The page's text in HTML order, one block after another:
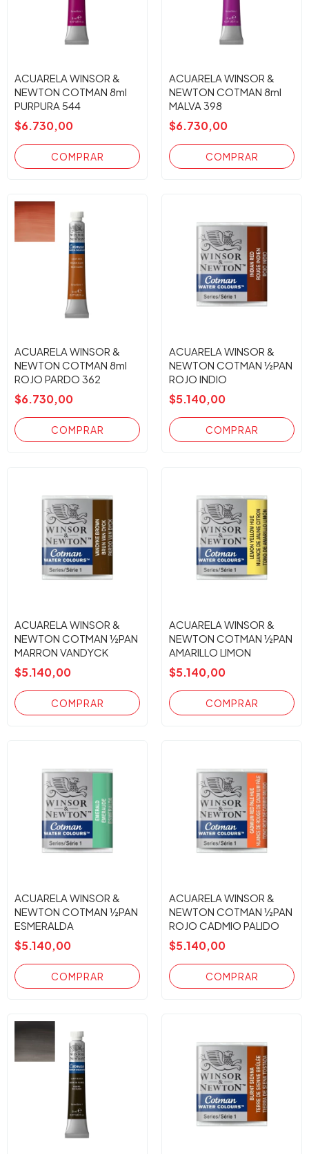
ACUARELA WINSOR &
NEWTON COTMAN 8ml
PURPURA 544
$6.730,00
ACUARELA WINSOR &
NEWTON COTMAN 8ml
MALVA 398
$6.730,00
ACUARELA WINSOR &
NEWTON COTMAN 8ml
ROJO PARDO 362
$6.730,00
ACUARELA WINSOR &
NEWTON COTMAN ½PAN
ROJO INDIO
$5.140,00
ACUARELA WINSOR &
NEWTON COTMAN ½PAN
MARRON VANDYCK
$5.140,00
ACUARELA WINSOR &
NEWTON COTMAN ½PAN
AMARILLO LIMON
$5.140,00
ACUARELA WINSOR &
NEWTON COTMAN ½PAN
ESMERALDA
$5.140,00
ACUARELA WINSOR &
NEWTON COTMAN ½PAN
ROJO CADMIO PALIDO
$5.140,00